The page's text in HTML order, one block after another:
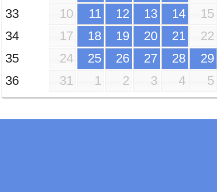
33 10 11 12 13 14
15
34
17 18 19 20 21
22
35
24 25 26 27 28
29
36
31 1 2 3 4 5